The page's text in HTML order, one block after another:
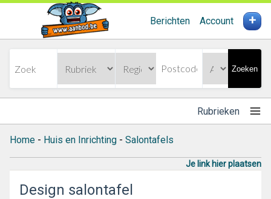
Berichten Account +
Zoeken
Rubrieken
Home - Huis en Inrichting - Salontafels
Je link hier plaatsen
Design salontafel